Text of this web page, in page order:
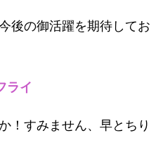
後の御活躍を期待してお
ライ
！すみません、早とちり